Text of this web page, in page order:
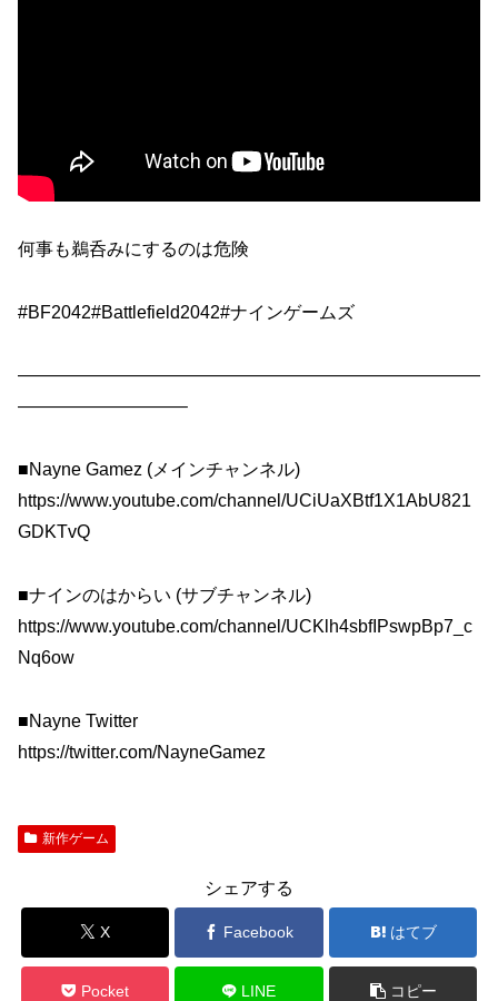
何事も鵜呑みにするのは危険
#BF2042#Battlefield2042#ナインゲームズ
——————————————————————————
—————————–
■Nayne Gamez (メインチャンネル)
https://www.youtube.com/channel/UCiUaXBtf1X1AbU821
GDKTvQ
■ナインのはからい (サブチャンネル)
https://www.youtube.com/channel/UCKlh4sbfIPswpBp7_c
Nq6ow
■Nayne Twitter
https://twitter.com/NayneGamez
新作ゲーム
シェアする
X Facebook はてブ
Pocket LINE コピー